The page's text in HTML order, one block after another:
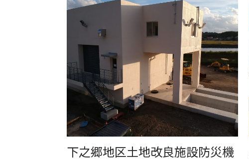
下之郷地区土地改良施設防災機